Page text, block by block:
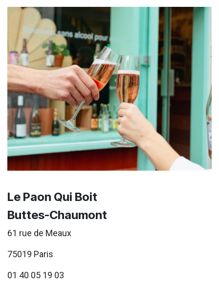
Le Paon Qui Boit
Buttes-Chaumont
61 rue de Meaux
75019 Paris
01 40 05 19 03